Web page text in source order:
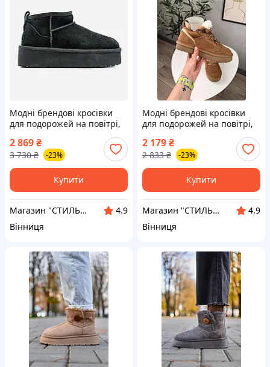
Модні брендові кросівки
для подорожей на повітрі,
UGG Mini Platform Black 39
2 869₴
3 730 ₴ -23%
Купити
Магазин "СТИЛЬНИЙ МОЛОДІЖНИЙ ОДЯГ"
4.9
Вінниця
Модні брендові кросівки
для подорожей на повітрі,
UGG Lowmel Chestnut (БЕЗ
ЛОГО) БРАК
2 179₴
2 833 ₴ -23%
Купити
Магазин "СТИЛЬНИЙ МОЛОДІЖНИЙ ОДЯГ"
4.9
Вінниця